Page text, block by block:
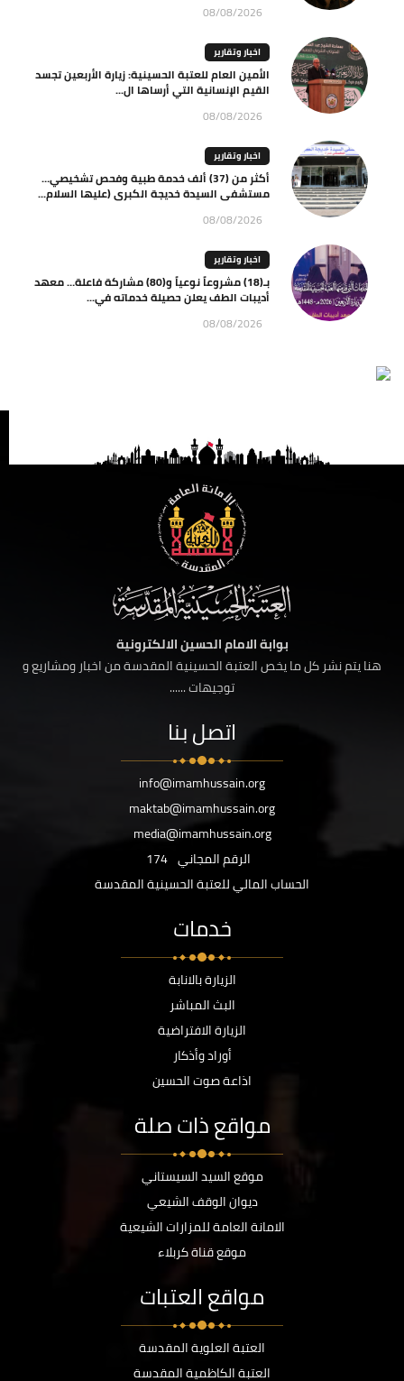
08/08/2026
اخبار وتقارير
الأمين العام للعتبة الحسينية: زيارة الأربعين تجسد
القيم الإنسانية التي أرساها ال...
08/08/2026
اخبار وتقارير
أكثر من (37) ألف خدمة طبية وفحص تشخيصي…
مستشفى السيدة خديجة الكبرى (عليها السلام...
08/08/2026
اخبار وتقارير
بـ(18) مشروعاً نوعياً و(80) مشاركة فاعلة… معهد
أديبات الطف يعلن حصيلة خدماته في...
08/08/2026
بوابة الامام الحسين الالكترونية
هنا يتم نشر كل ما يخص العتبة الحسينية المقدسة من اخبار ومشاريع و
توجيهات ......
اتصل بنا
info@imamhussain.org
maktab@imamhussain.org
media@imamhussain.org
الرقم المجاني 174
الحساب المالي للعتبة الحسينية المقدسة
خدمات
الزيارة بالانابة
البث المباشر
الزيارة الافتراضية
أوراد وأذكار
اذاعة صوت الحسين
مواقع ذات صلة
موقع السيد السيستاني
ديوان الوقف الشيعي
الامانة العامة للمزارات الشيعية
موقع قناة كربلاء
مواقع العتبات
العتبة العلوية المقدسة
العتبة الكاظمية المقدسة